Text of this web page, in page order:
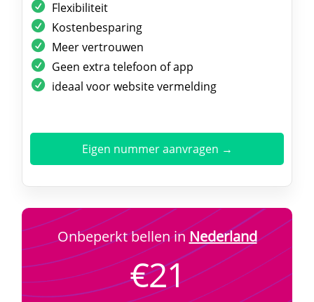
Flexibiliteit
Kostenbesparing
Meer vertrouwen
Geen extra telefoon of app
ideaal voor website vermelding
Eigen nummer aanvragen →
Onbeperkt bellen inNederland
€21